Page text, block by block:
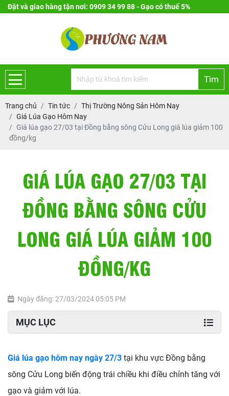
Đặt và giao hàng tận nơi: 0909 34 99 88 - Gạo có thuế 5%
Tìm
Trang chủ Tin tức
Thị Trường Nông Sản Hôm Nay
Giá Lúa Gạo Hôm Nay
Giá lúa gạo 27/03 tại Đồng bằng sông Cửu Long giá lúa giảm 100
đồng/kg
GIÁ LÚA GẠO 27/03 TẠI
ĐỒNG BẰNG SÔNG CỬU
LONG GIÁ LÚA GIẢM 100
ĐỒNG/KG
Ngày đăng: 27/03/2024 05:05 PM
MỤC LỤC
Giá lúa gạo hôm nay ngày 27/3 tại khu vực Đồng bằng
sông Cửu Long biến động trái chiều khi điều chỉnh tăng với
gạo và giảm với lúa.